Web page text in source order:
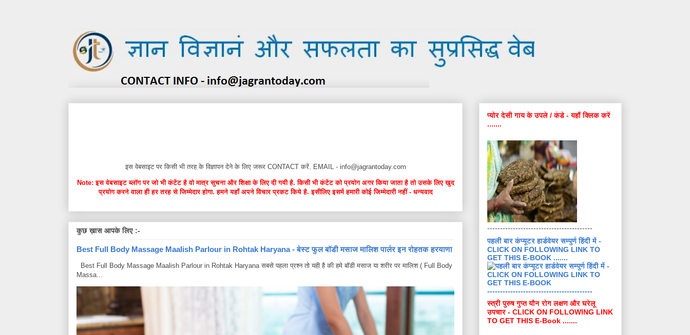
इस वेबसाइट पर किसी भी तरह के विज्ञापन देने के लिए जरूर CONTACT करें. EMAIL - info@jagrantoday.com
Note: इस वेबसाइट ब्लॉग पर जो भी कंटेंट है वो मात्र सुचना और शिक्षा के लिए दी गयी है. किसी भी कंटेंट को प्रयोग अगर किया जाता है तो उसके लिए खुद
प्रयोग करने वाला ही हर तरह से जिम्मेदार होगा. हमने यहाँ अपने विचार प्रकट किये है. इसीलिए इसमें हमारी कोई जिम्मेदारी नहीं - धन्यवाद
कुछ ख़ास आपके लिए :-
Best Full Body Massage Maalish Parlour in Rohtak Haryana - बेस्ट फुल बॉडी मसाज मालिश पार्लर इन रोहतक हरयाणा
Best Full Body Massage Maalish Parlour in Rohtak Haryana सबसे पहला प्रश्न तो यही है की हमे बॉडी मसाज या शरीर पर मालिश ( Full Body
Massa...
प्योर देसी गाय के उपले / कंडे - यहाँ क्लिक करें
.......
-----------------------------------------
पहली बार कंप्यूटर हार्डवेयर सम्पुर्ण हिंदी में -
CLICK ON FOLLOWING LINK TO
GET THIS E-BOOK .......
-----------------------------------------
स्त्री पुरुष गुप्त यौन रोग लक्षण और घरेलू
उपचार - CLICK ON FOLLOWING LINK
TO GET THIS E-Book .......